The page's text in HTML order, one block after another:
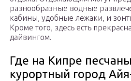
разнообразные водные
кабины, удобные лежаки, и
Кроме того, здесь есть
дайвингом.
Где на Кипре
курортный город